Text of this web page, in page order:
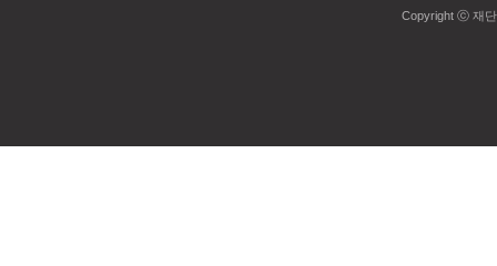
Copyright ⓒ 재단